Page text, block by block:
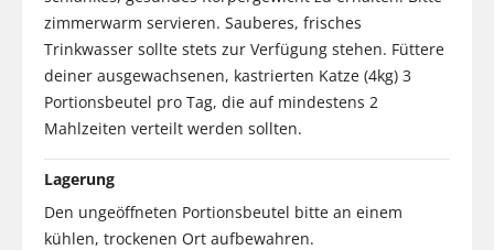
zimmerwarm servieren. Sauberes, frisches
Trinkwasser sollte stets zur Verfügung stehen. Füttere
deiner ausgewachsenen, kastrierten Katze (4kg) 3
Portionsbeutel pro Tag, die auf mindestens 2
Mahlzeiten verteilt werden sollten.
Lagerung
Den ungeöffneten Portionsbeutel bitte an einem
kühlen, trockenen Ort aufbewahren.